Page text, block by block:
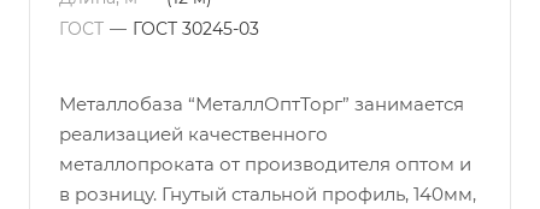
ГОСТ — ГОСТ 30245-03
Металлобаза “МеталлОптТорг” занимается
реализацией качественного
металлопроката от производителя оптом и
в розницу. Гнутый стальной профиль, 140мм,